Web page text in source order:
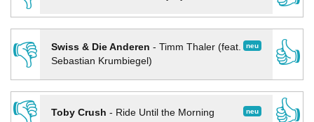
👎
neu
Swiss & Die Anderen - Timm Thaler (feat.
Sebastian Krumbiegel)
👍
👎
neu
Toby Crush - Ride Until the Morning
👍